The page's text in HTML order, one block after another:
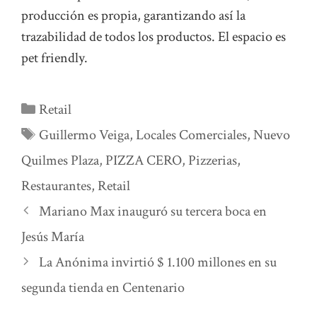
producción es propia, garantizando así la
trazabilidad de todos los productos. El espacio es
pet friendly.
Categorías
Retail
Etiquetas
Guillermo Veiga,Locales Comerciales,Nuevo
Quilmes Plaza, PIZZA CERO, Pizzerias,
Restaurantes, Retail
Mariano Max inauguró su tercera boca en
Jesús María
La Anónima invirtió $ 1.100 millones en su
segunda tienda en Centenario